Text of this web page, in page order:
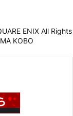
ENIX All Rights
KOBO